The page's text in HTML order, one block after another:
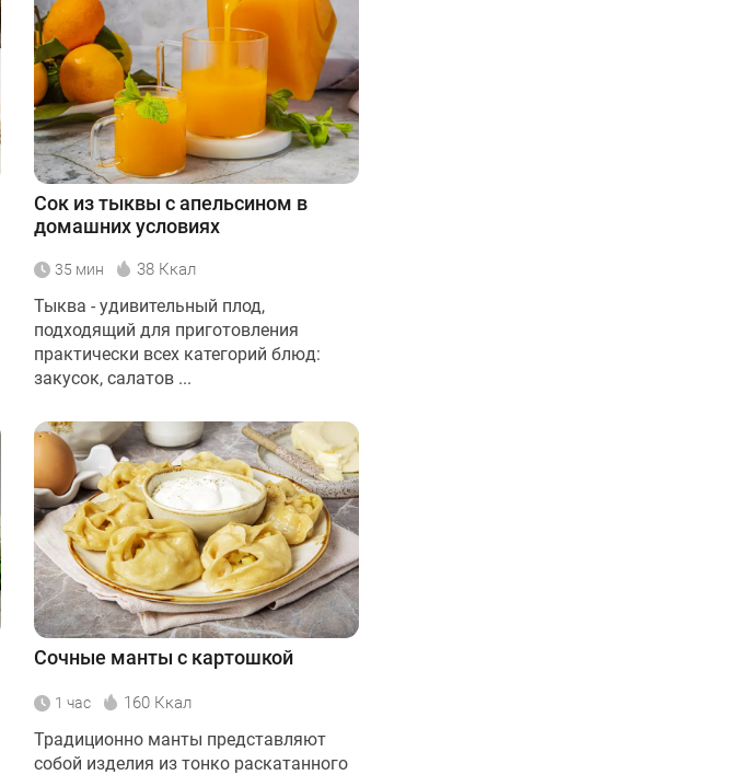
Сок из тыквы с апельсином в
домашних условиях
35 мин 38 Ккал
Тыква - удивительный плод,
подходящий для приготовления
практически всех категорий блюд:
закусок, салатов ...
Сочные манты с картошкой
1 час 160 Ккал
Традиционно манты представляют
собой изделия из тонко раскатанного